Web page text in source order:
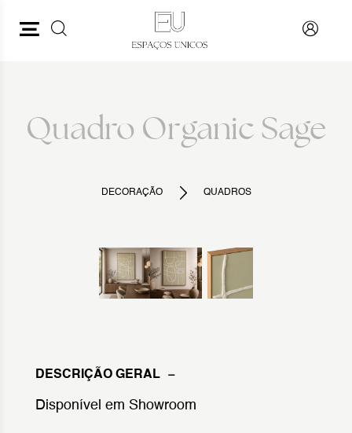
Quadro Organic Sage
DECORAÇÃO QUADROS
DESCRIÇÃO GERAL
Disponível em Showroom
PESQUISAR